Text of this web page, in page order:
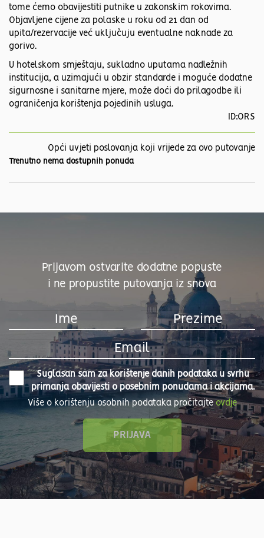
tome ćemo obavijestiti putnike u zakonskim rokovima.
Objavljene cijene za polaske u roku od 21 dan od
upita/rezervacije već uključuju eventualne naknade za
gorivo.
U hotelskom smještaju, sukladno uputama nadležnih
institucija, a uzimajući u obzir standarde i moguće dodatne
sigurnosne i sanitarne mjere, može doći do prilagodbe ili
ograničenja korištenja pojedinih usluga.
ID:ORS
Opći uvjeti poslovanja koji vrijede za ovo putovanje
Trenutno nema dostupnih ponuda
Prijavom ostvarite dodatne popuste
i ne propustite putovanja iz snova
Suglasan sam za korištenje danih podataka u svrhu
primanja obavijesti o posebnim ponudama i akcijama.
Više o korištenju osobnih podataka pročitajteovdje